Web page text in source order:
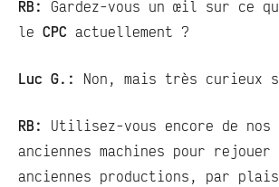
RB: Gardez-vous un œil sur ce
le CPC actuellement ?
Luc G.: Non, mais très
RB:
Utilisez-vous encore de nos
anciennes machines pour rejouer
anciennes productions, par